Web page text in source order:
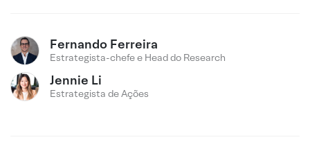
Fernando Ferreira
Estrategista-chefe e Head do Research
Jennie Li
Estrategista de Ações